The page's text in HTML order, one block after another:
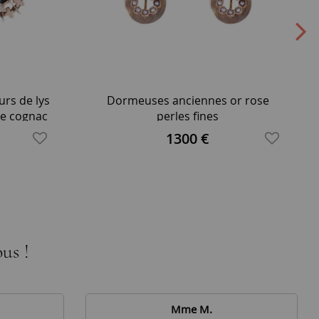
de lys
cognac
Dormeuses anciennes or rose
perles fines
1300 €
!
Mme M.